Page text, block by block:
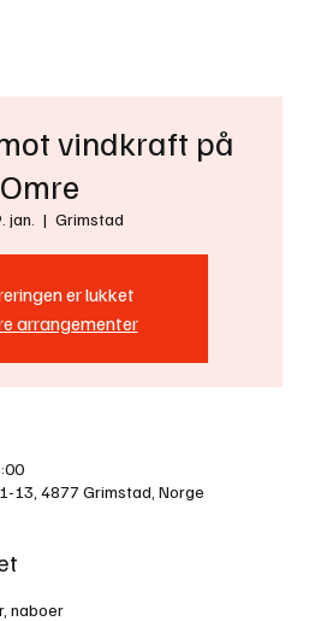
vindkraft på
Omre
jan.
  |
Grimstad
er lukket
arrangementer
13, 4877 Grimstad, Norge
naboer